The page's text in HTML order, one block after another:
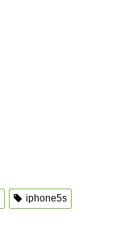
iphone5s